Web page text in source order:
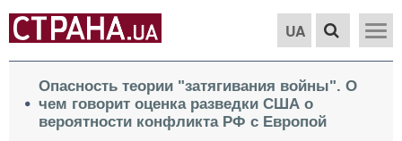
UA
Опасность теории "затягивания войны". О
чем говорит оценка разведки США о
вероятности конфликта РФ с Европой